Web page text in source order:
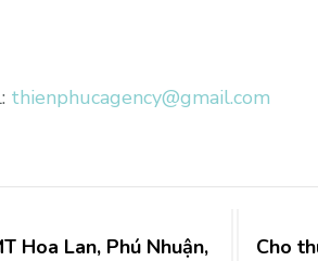
thienphucagency@gmail.com
Hoa Lan, Phú Nhuận,
Cho